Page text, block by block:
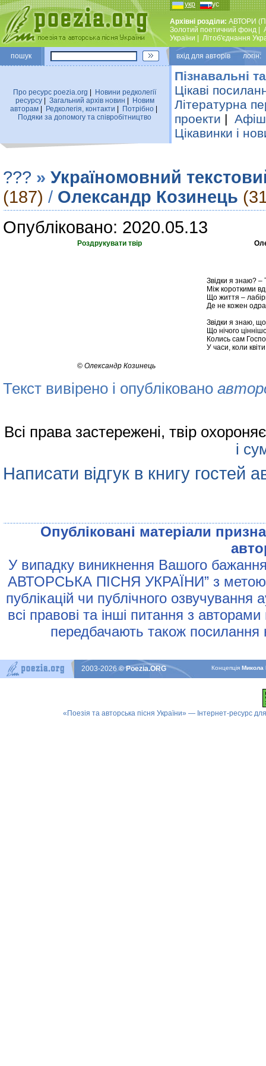
укр рус
Архівні розділи: АВТОРИ
Золотий поетичний фонд
України
Лiтоб'єднання
пошук вхiд для авторiв логін:
Про ресурс poezia.org
Новини редколегiї
ресурсу| Загальний архiв новин
Новим
авторам
Редколегiя, контакти Потрiбно
Подяки за допомогу та співробітництво
Пізнавальні
Цікаві
Літературна
проекти |
Цікавинки і
??? » Україномовний
(187) / Олександр Козинець
Опубліковано: 2020.05.13
Роздрукувати твір
Звідки я знаю? –
Між короткими
Що життя –
Де не кожен
Звідки я знаю,
Що нічого
Колись сам
У часи, коли
© Олександр Козинець
Текст вивірено і опубліковано
Всі права застережені, твір
і
Написати відгук в книгу гостей
Опублiкованi матерiали
У випадку виникнення Вашого
АВТОРСЬКА ПIСНЯ УКРАЇНИ” з метою
публiкацiй чи публiчного
всi правовi та iншi питання з
передбачають також
КонцепцiяМикола
2003-2026© Poezia.ORG
«Поезія та авторська пісня України» — Інтернет-ресурс